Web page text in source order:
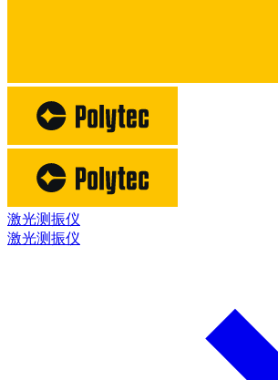
激光测振仪
激光测振仪